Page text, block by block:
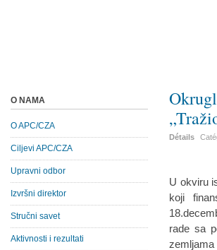
Détails
U okviru
koji
rade sa
O NAMA
O APC/CZA
Ciljevi APC/CZA
Upravni odbor
Izvršni direktor
Stručni savet
Aktivnosti i rezultati